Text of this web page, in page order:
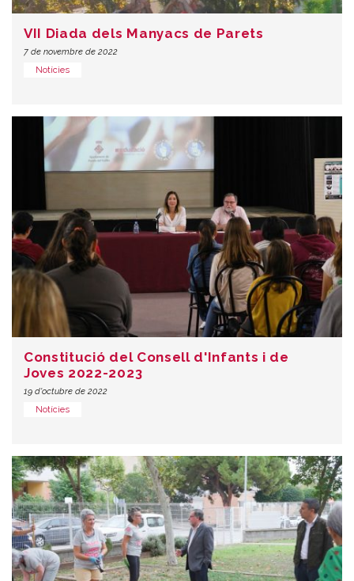
VII Diada dels Manyacs de Parets
7 de novembre de 2022
Notícies
Constitució del Consell d'Infants i de
Joves 2022-2023
19 d'octubre de 2022
Notícies